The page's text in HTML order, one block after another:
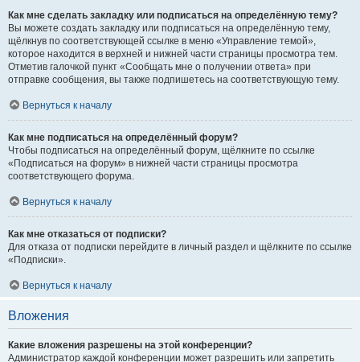
Как мне сделать закладку или подписаться на определённую тему?
Вы можете создать закладку или подписаться на определённую тему,
щёлкнув по соответствующей ссылке в меню «Управление темой»,
которое находится в верхней и нижней части страницы просмотра тем.
Отметив галочкой пункт «Сообщать мне о получении ответа» при
отправке сообщения, вы также подпишетесь на соответствующую тему.
Вернуться к началу
Как мне подписаться на определённый форум?
Чтобы подписаться на определённый форум, щёлкните по ссылке
«Подписаться на форум» в нижней части страницы просмотра
соответствующего форума.
Вернуться к началу
Как мне отказаться от подписки?
Для отказа от подписки перейдите в личный раздел и щёлкните по ссылке
«Подписки».
Вернуться к началу
Вложения
Какие вложения разрешены на этой конференции?
Администратор каждой конференции может разрешить или запретить